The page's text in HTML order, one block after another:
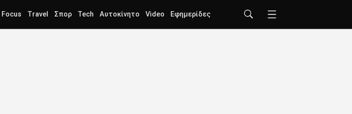
Focus Travel Σπορ Tech Αυτοκίνητο Video Εφημερίδες